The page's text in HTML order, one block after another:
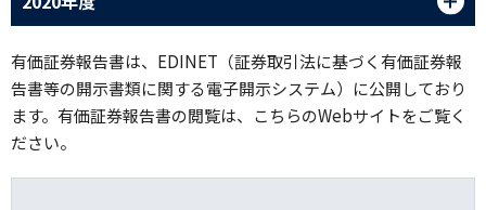
有価証券報告書は、EDINET（証券取引法に基づく有価証券報
告書等の開示書類に関する電子開示システム）に公開しており
ます。 有価証券報告書の閲覧は、こちらのWebサイトをご覧く
ださい。